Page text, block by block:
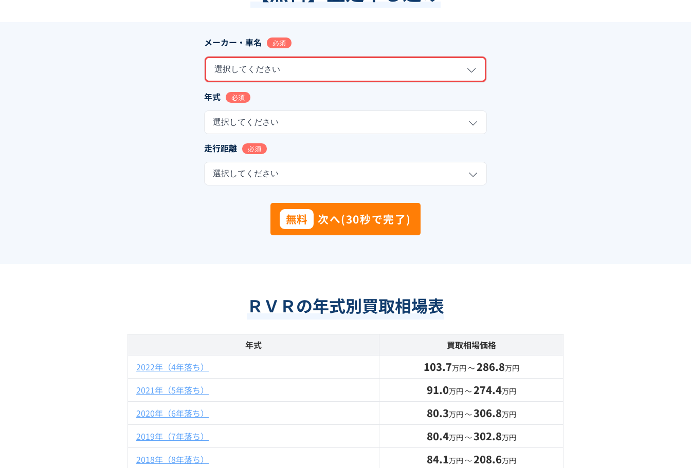
メーカー・車名 必須
選択してください
年式 必須
選択してください
走行距離 必須
選択してください
無料 次へ(30秒で完了)
ＲＶＲの年式別買取相場表
年式
買取相場価格
2022年（4年落ち）
103.7万円 〜286.8万円
2021年（5年落ち） 91.0万円 〜274.4万円
2020年（6年落ち） 80.3万円 〜306.8万円
2019年（7年落ち） 80.4万円 〜302.8万円
2018年（8年落ち） 84.1万円 〜208.6万円